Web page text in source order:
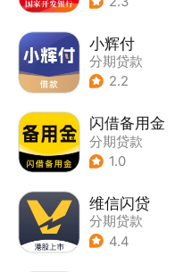
小辉付
分期贷款
2.2
闪借备用金
分期贷款
1.0
维信闪贷
分期贷款
4.4